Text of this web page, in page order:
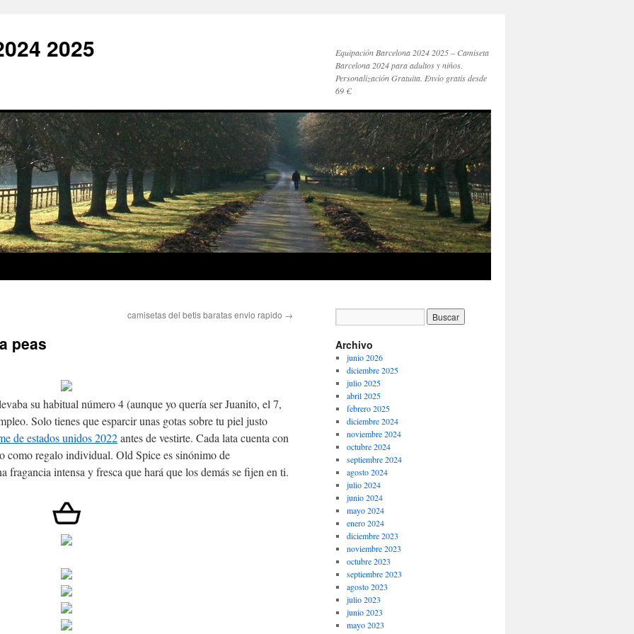
2025
Equipación Barcelona 2024 2025 – Camiseta
Barcelona 2024 para adultos y niños.
Personalización Gratuita. Envío gratis desde
69 €.
camisetas del betis baratas envio rapido →
peas
su habitual número 4 (aunque yo quería ser Juanito, el 7,
Solo tienes que esparcir unas gotas sobre tu piel justo
de estados unidos 2022antes de vestirte. Cada lata cuenta con
como regalo individual. Old Spice es sinónimo de
fragancia intensa y fresca que hará que los demás se fijen en ti.
Archivo
junio 2026
diciembre 2025
julio 2025
abril 2025
febrero 2025
diciembre 2024
noviembre 2024
octubre 2024
septiembre 2024
agosto 2024
julio 2024
junio 2024
mayo 2024
enero 2024
diciembre 2023
noviembre 2023
octubre 2023
septiembre 2023
agosto 2023
julio 2023
junio 2023
mayo 2023